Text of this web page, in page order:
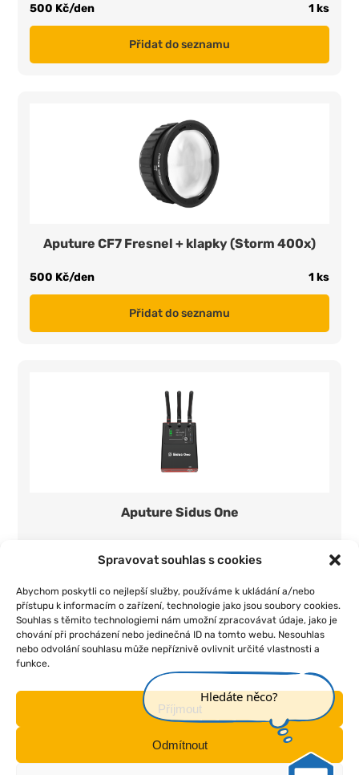
Spravovat souhlas s cookies
Abychom poskytli co nejlepší služby, používáme k ukládání a/nebo
přístupu k informacím o zařízení, technologie jako jsou soubory cookies.
Souhlas s těmito technologiemi nám umožní zpracovávat údaje, jako je
chování při procházení nebo jedinečná ID na tomto webu. Nesouhlas
nebo odvolání souhlasu může nepříznivě ovlivnit určité vlastnosti a
funkce.
Příjmout
Odmítnout
500 Kč/den 1 ks
Přidat do seznamu
Aputure CF7 Fresnel + klapky (Storm 400x)
500 Kč/den 1 ks
Přidat do seznamu
Aputure Sidus One
Úvod | O nás | Pojištění | Obchodní podmínky | Kontakt
Hledáte něco?